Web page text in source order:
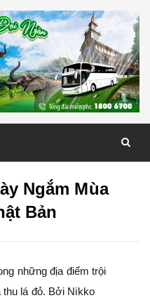
Ngắm Mùa
Bản
những địa điểm trội
thu lá đỏ. Bởi Nikko